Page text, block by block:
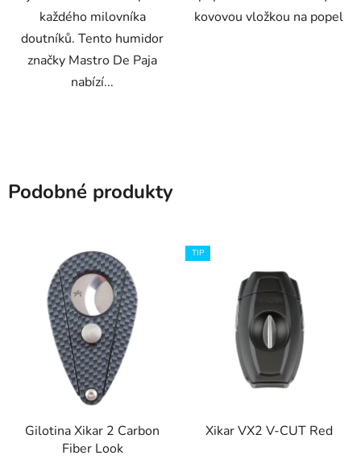
každého milovníka
doutníků. Tento humidor
značky Mastro De Paja
nabízí...
kovovou vložkou na popel
Podobné produkty
Gilotina Xikar 2 Carbon
Fiber Look
TIP
Xikar VX2 V-CUT Red